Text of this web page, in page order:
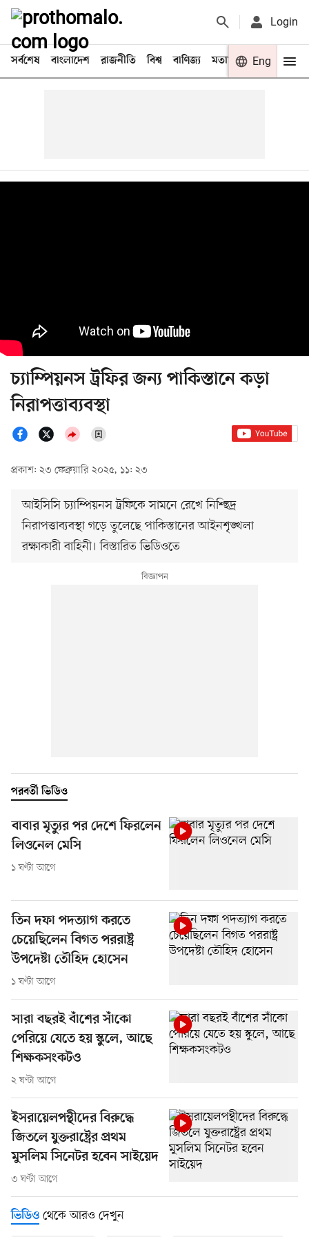
Login
সর্বশেষ বাংলাদেশ রাজনীতি বিশ্ব বাণিজ্য মতামত খেলা
Eng
চ্যাম্পিয়নস ট্রফির জন্য পাকিস্তানে কড়া
নিরাপত্তাব্যবস্থা
প্রকাশ: ২৩ ফেব্রুয়ারি ২০২৫, ১১: ২৩
আইসিসি চ্যাম্পিয়নস ট্রফিকে সামনে রেখে নিশ্ছিদ্র
নিরাপত্তাব্যবস্থা গড়ে তুলেছে পাকিস্তানের আইনশৃঙ্খলা
রক্ষাকারী বাহিনী। বিস্তারিত ভিডিওতে
পরবর্তী ভিডিও
বাবার মৃত্যুর পর দেশে ফিরলেন
লিওনেল মেসি
১ ঘণ্টা আগে
তিন দফা পদত্যাগ করতে
চেয়েছিলেন বিগত পররাষ্ট্র
উপদেষ্টা তৌহিদ হোসেন
১ ঘণ্টা আগে
সারা বছরই বাঁশের সাঁকো
পেরিয়ে যেতে হয় স্কুলে, আছে
শিক্ষকসংকটও
২ ঘণ্টা আগে
ইসরায়েলপন্থীদের বিরুদ্ধে
জিতলে যুক্তরাষ্ট্রের প্রথম
মুসলিম সিনেটর হবেন সাইয়েদ
৩ ঘণ্টা আগে
ভিডিও থেকে আরও দেখুন